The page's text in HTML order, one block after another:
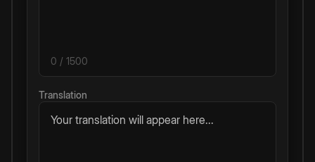
0 / 1500
Translation
Your translation will appear here...